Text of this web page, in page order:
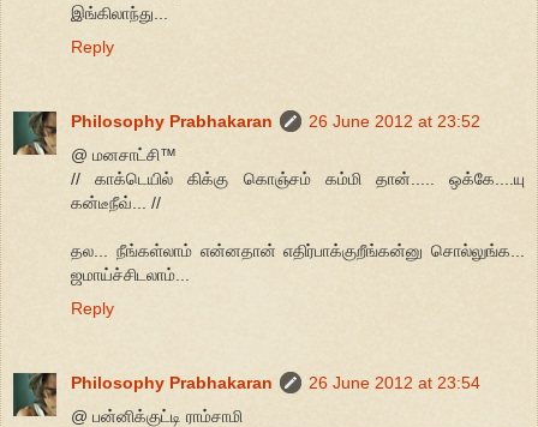
இங்கிலாந்து...
Reply
Philosophy Prabhakaran
26 June 2012 at 23:52
@ மனசாட்சி™
// காக்டெயில் கிக்கு கொஞ்சம் கம்மி தான்..... ஒக்கே....யு
கன்டீநீவ்... //
தல... நீங்கள்லாம் என்னதான் எதிர்பாக்குறீங்கன்னு சொல்லுங்க...
ஜமாய்ச்சிடலாம்...
Reply
Philosophy Prabhakaran
26 June 2012 at 23:54
@ பன்னிக்குட்டி ராம்சாமி